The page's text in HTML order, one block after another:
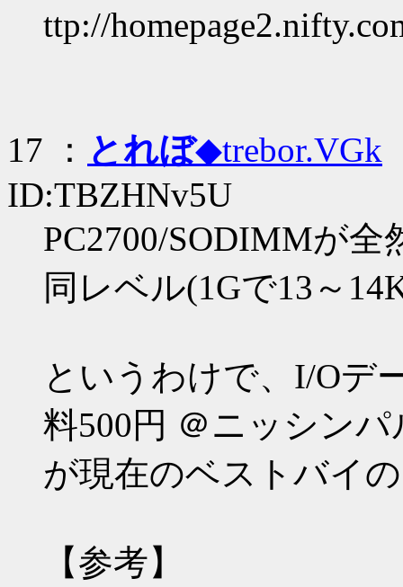
ttp://
17 ： とれぼ◆trebor.VGk
ID:TBZHNv5U
PC2700/SODIMMが
同レベル(1Gで13～
というわけで、I/Oデ
料500円 ＠ニッシンパ
が現在のベストバイ
【参考】